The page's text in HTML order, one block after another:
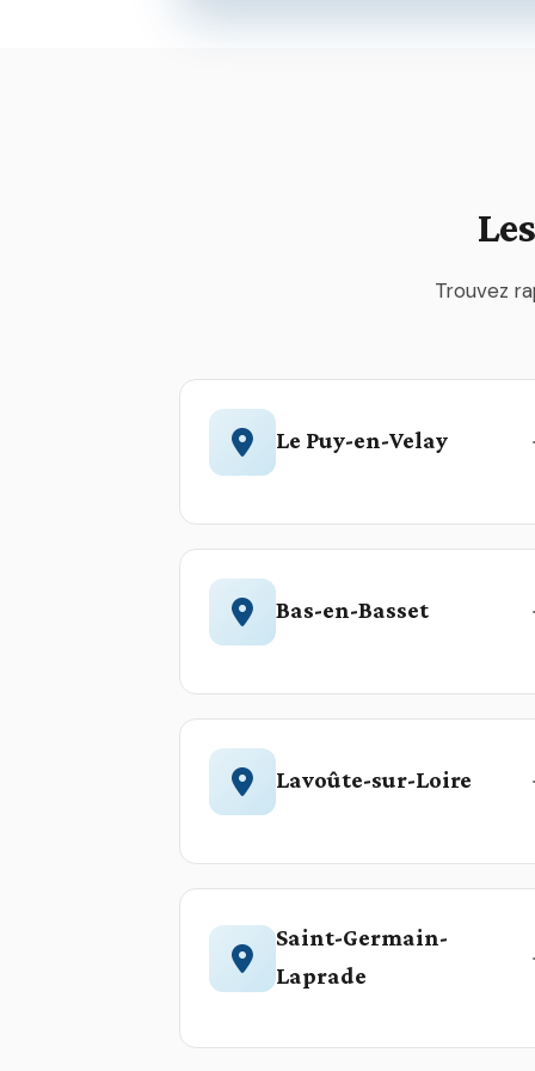
Trouvez
Le Puy-en-Velay
Bas-en-Basset
Lavoûte-sur-Loire
Saint-Germain-
Laprade